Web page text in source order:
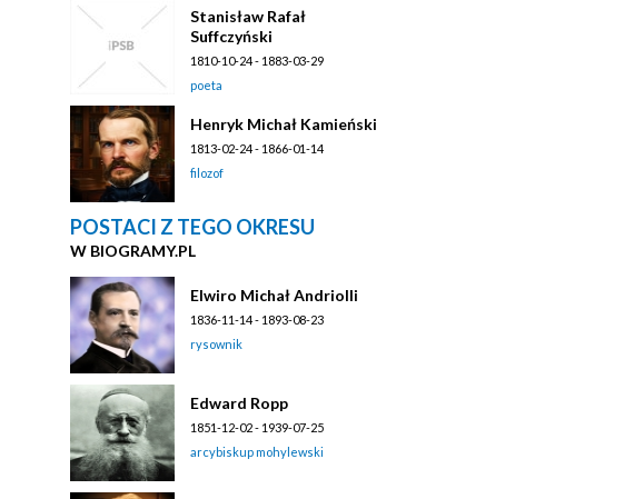
Stanisław Rafał
Suffczyński
1810-10-24 - 1883-03-29
poeta
Henryk Michał Kamieński
1813-02-24 - 1866-01-14
filozof
POSTACI Z TEGO OKRESU
W BIOGRAMY.PL
Elwiro Michał Andriolli
1836-11-14 - 1893-08-23
rysownik
Edward Ropp
1851-12-02 - 1939-07-25
arcybiskup mohylewski